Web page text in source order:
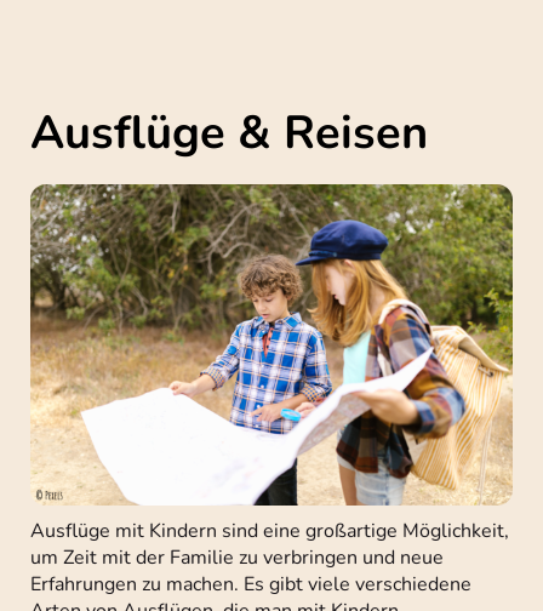
Ausflüge & Reisen
Ausflüge mit Kindern sind eine großartige Möglichkeit,
um Zeit mit der Familie zu verbringen und neue
Erfahrungen zu machen. Es gibt viele verschiedene